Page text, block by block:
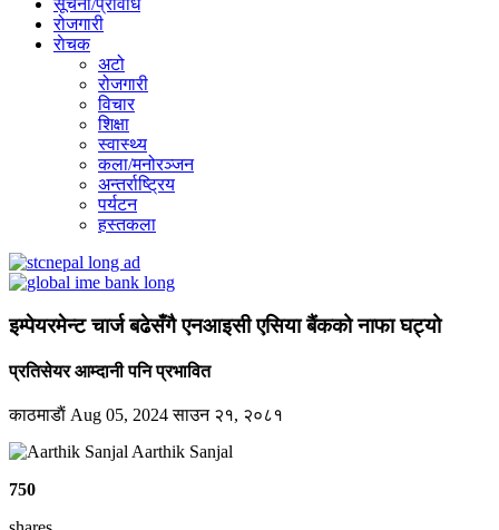
सूचना/प्रविधि
रोजगारी
राेचक
अटो
रोजगारी
विचार
शिक्षा
स्वास्थ्य
कला/मनोरञ्जन
अन्तर्राष्ट्रिय
पर्यटन
हस्तकला
इम्पेयरमेन्ट चार्ज बढेसँगै एनआइसी एसिया बैंकको नाफा घट्यो
प्रतिसेयर आम्दानी पनि प्रभावित
काठमाडाैं Aug 05, 2024साउन २१, २०८१
Aarthik Sanjal
750